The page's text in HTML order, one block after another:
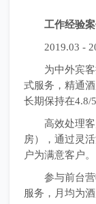
工作经验
2019.03 -
为中外宾
式服务，精通
长期保持在4.8/5
高效处理
房），通过灵
户为满意客户。
参与前台
服务，月均为